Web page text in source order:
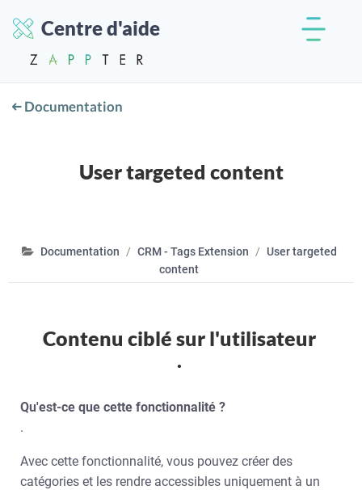
Centre d'aide
Documentation
User targeted content
Documentation CRM - Tags Extension
User targeted
content
Contenu ciblé sur l'utilisateur
.
Qu'est-ce que cette fonctionnalité ?
.
Avec cette fonctionnalité, vous pouvez créer des
catégories et les rendre accessibles uniquement à un